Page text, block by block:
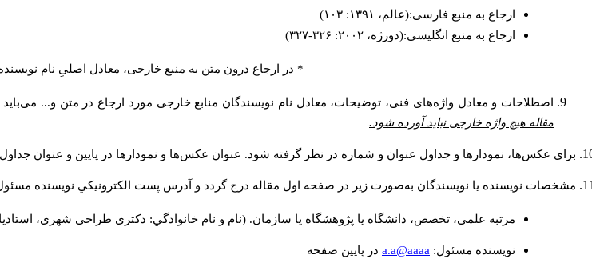
ارجاع به منبع فارسی:(عالم، ۱۳۹۱: ۱۰۳)
ارجاع به منبع انگلیسی:(دورژه، ۲۰۰۲: ۳۲۶-۳۲۷)
* در ارجاع درون متن به منبع خارجی، معادل اصلیِ نام
اصطلاحات و معادل واژه‌های فنی، توضیحات، معادل نام نویسندگان منابع خارجی مورد ارجاع در متن و...
مقاله هیچ واژه خارجی نباید آورده شود.
برای عکس‌ها، نمودارها و جداول عنوان و شماره در نظر گرفته شود. عنوان عکس‌ها و نمودارها در پایین و عنوان
مشخصات نویسنده یا نویسندگان به‌صورت زیر در صفحه اول مقاله درج گردد و آدرس پست الكترونيكي نويسنده
مرتبه علمی، تخصص، دانشگاه یا پژوهشگاه یا سازمان. (نام و نام خانوادگي: دکتری طراحی شهری،
نويسنده مسئول: a.a@aaaa در پايين صفحه